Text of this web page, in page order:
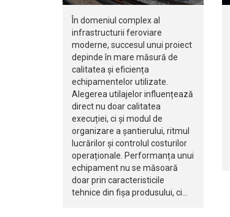
În domeniul complex al
infrastructurii feroviare
moderne, succesul unui proiect
depinde în mare măsură de
calitatea și eficiența
echipamentelor utilizate.
Alegerea utilajelor influențează
direct nu doar calitatea
execuției, ci și modul de
organizare a șantierului, ritmul
lucrărilor și controlul costurilor
operaționale. Performanța unui
echipament nu se măsoară
doar prin caracteristicile
tehnice din fișa produsului, ci…